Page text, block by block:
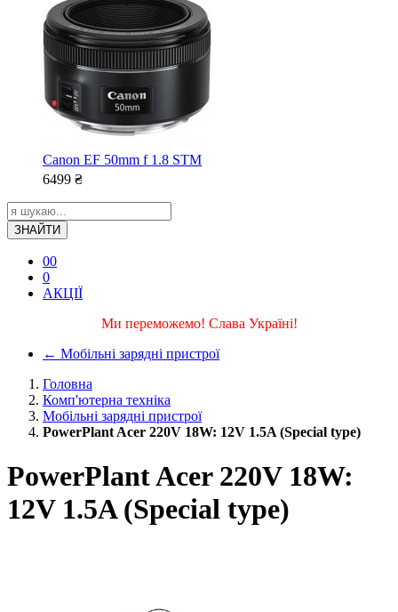
Canon EF 50mm f 1.8 STM
6499 ₴
ЗНАЙТИ
00
0
АКЦІЇ
Ми переможемо! Слава Україні!
← Мобільні зарядні пристрої
Головна
Комп'ютерна техніка
Мобільні зарядні пристрої
PowerPlant Acer 220V 18W: 12V 1.5A (Special type)
PowerPlant Acer 220V 18W:
12V 1.5A (Special type)